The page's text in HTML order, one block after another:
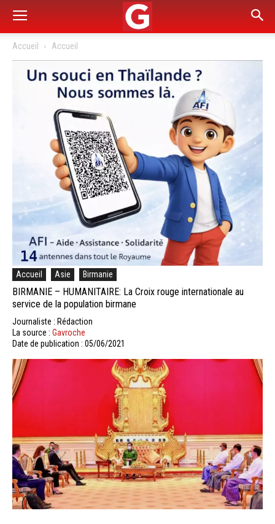
Accueil Accueil
Accueil Asie Birmanie
BIRMANIE – HUMANITAIRE: La Croix rouge internationale au
service de la population birmane
Journaliste : Rédaction
La source : Gavroche
Date de publication : 05/06/2021